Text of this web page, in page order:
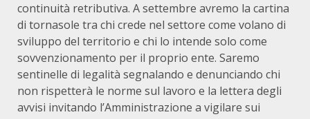
continuità retributiva. A settembre avremo la cartina
di tornasole tra chi crede nel settore come volano di
sviluppo del territorio e chi lo intende solo come
sovvenzionamento per il proprio ente. Saremo
sentinelle di legalità segnalando e denunciando chi
non rispetterà le norme sul lavoro e la lettera degli
avvisi invitando l’Amministrazione a vigilare sui